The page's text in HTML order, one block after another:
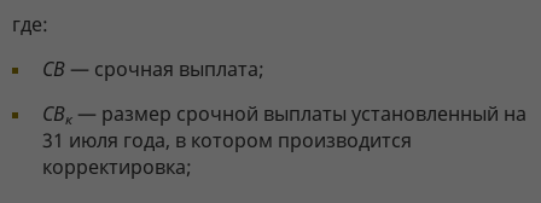
где:
СВ— срочная выплата;
СВк — размер срочной выплаты установленный на
31 июля года, в котором производится
корректировка;